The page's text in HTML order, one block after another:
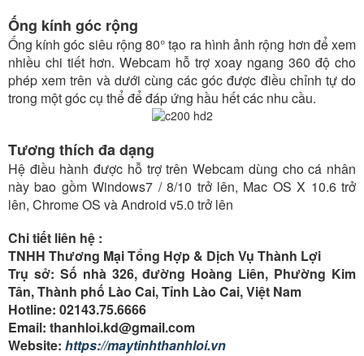
Ống kính góc rộng
Ống kính góc siêu rộng 80° tạo ra hình ảnh rộng hơn để xem
nhiều chi tiết hơn. Webcam hỗ trợ xoay ngang 360 độ cho
phép xem trên và dưới cùng các góc được điều chỉnh tự do
trong một góc cụ thể để đáp ứng hầu hết các nhu cầu.
Tương thích đa dạng
Hệ điều hành được hỗ trợ trên Webcam dùng cho cá nhân
này bao gồm Windows7 / 8/10 trở lên, Mac OS X 10.6 trở
lên, Chrome OS và Android v5.0 trở lên
Chi tiết liên hệ :
TNHH Thương Mại Tổng Hợp & Dịch Vụ Thành Lợi
Trụ sở: Số nhà 326, đường Hoàng Liên, Phường Kim
Tân, Thành phố Lào Cai, Tỉnh Lào Cai, Việt Nam
Hotline: 02143.75.6666
Email: thanhloi.kd@gmail.com
Website: https://maytinhthanhloi.vn